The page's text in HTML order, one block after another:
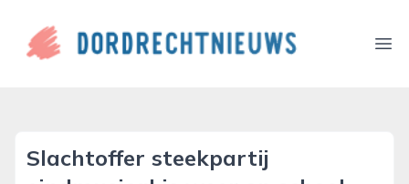
dordrechtnieuws.nl
Slachtoffer steekpartij